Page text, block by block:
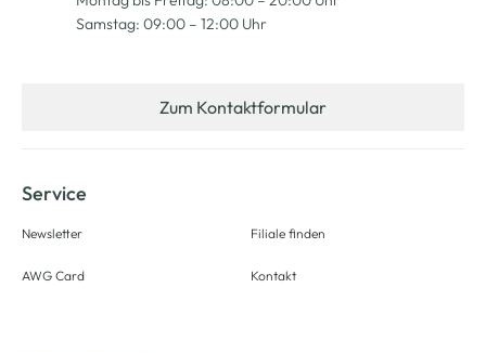
Samstag: 09:00 – 12:00 Uhr
Zum Kontaktformular
Service
Newsletter
AWG Card
Filiale finden
Kontakt